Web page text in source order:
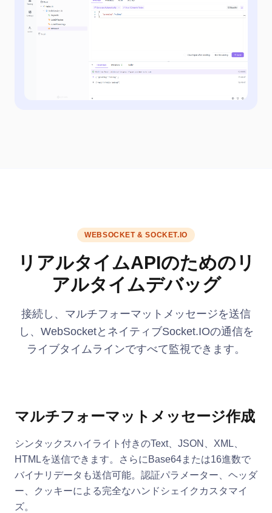
WEBSOCKET & SOCKET.IO
リアルタイムAPIのためのリ
アルタイムデバッグ
接続し、マルチフォーマットメッセージを送信
し、WebSocketとネイティブSocket.IOの通信を
ライブタイムラインですべて監視できます。
マルチフォーマットメッセージ作成
シンタックスハイライト付きのText、JSON、XML、
HTMLを送信できます。さらにBase64または16進数で
バイナリデータも送信可能。認証パラメーター、ヘッダ
ー、クッキーによる完全なハンドシェイクカスタマイ
ズ。